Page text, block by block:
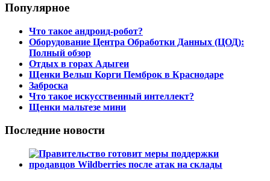
Популярное
Что такое андроид-робот?
Оборудование Центра Обработки Данных (ЦОД):
Полный обзор
Отдых в горах Адыгеи
Щенки Вельш Корги Пемброк в Краснодаре
Заброска
Что такое искусственный интеллект?
Щенки мальтезе мини
Последние новости